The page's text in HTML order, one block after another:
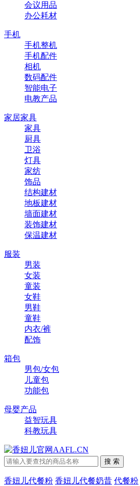
会议用品
办公耗材
手机
手机整机
手机配件
相机
数码配件
智能电子
电教产品
家居家具
家具
厨具
卫浴
灯具
家纺
饰品
结构建材
地板建材
墙面建材
装饰建材
保温建材
服装
男装
女装
童装
女鞋
男鞋
童鞋
内衣/裤
配饰
箱包
男包/女包
儿童包
功能包
母婴产品
益智玩具
科教玩具
香妞儿代餐粉 香妞儿代餐奶昔 代餐粉